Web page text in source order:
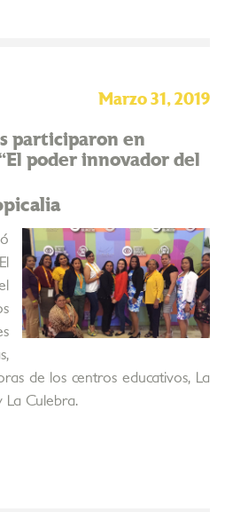
Marzo 31, 2019
participaron en
poder innovador del
de los centros educativos, La
La Culebra.